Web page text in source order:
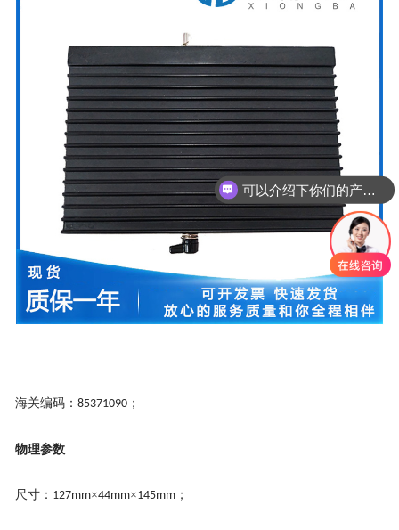
海关编码：85371090 ；
物理参数
尺寸： 127mm×44mm×145mm ；
可以介绍下你们的产品么？